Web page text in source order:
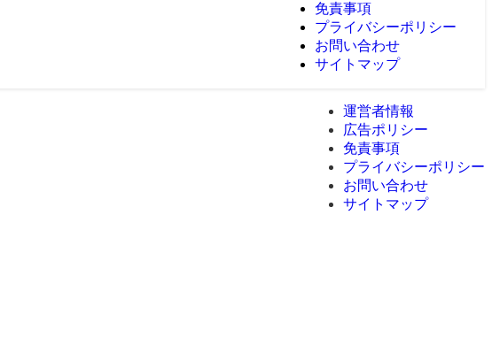
免責事項
プライバシーポリシー
お問い合わせ
サイトマップ
運営者情報
広告ポリシー
免責事項
プライバシーポリシー
お問い合わせ
サイトマップ